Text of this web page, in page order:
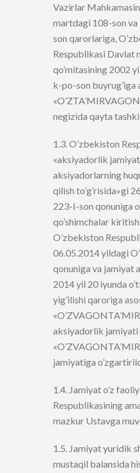
Vazirlar
martdagi 108-son
son qarorlariga,
Respublikasi Davlat
qo’mitasining 2002
k-po-son buyrug’iga
negizida qayta
1.3. O’zbekiston
«aksiyadorlik
aksiyadorlarning
qilish to’g’risida»gi
223-I-son qonuniga
qo’shimchalar
O’zbekiston
06.05.2014 yildagi
qonuniga va jamiyat
2014 yil 20 iyunda
yig’ilishi qaroriga
aksiyadorlik jamiyati
jamiyatiga
1.4. Jamiyat o’z
Respublikasining
mazkur Ustavga
1.5. Jamiyat yuridik
mustaqil balansida